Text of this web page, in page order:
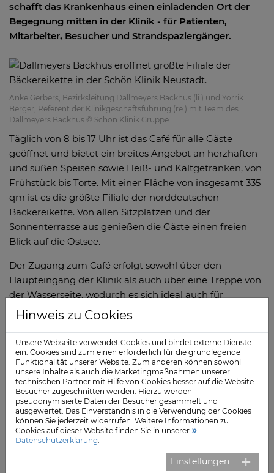
schafft das Krankenhaus einen einladenden Ort der
Begegnung mitten in der Klinik - für Patienten,
Mitarbeiter, Besucher und Strandspaziergänger.
Anke Gerbers, Bezirksleitung Dallmeyers Backhus (li.) und Yorrik
Berger, Referent der Klinikgeschäftsführung (re.) mit Team des
Dallmeyers Backhus © Schön Klinik Gruppe
Täglich von 8 bis 17 Uhr ist das Café für alle Gäste
geöffnet und bietet ein breites Angebot an herzhaften
und süßen Speisen sowie Heiß- und Kaltgetränken, von
Frühstück bis Torte. Mit einer Fläche von insgesamt 335
qm ist es die größte Filiale der norddeutschen
Bäckereikette. Von allen Sitzplätzen und der
Sonnenterrasse aus genießen die Gäste einen freien
Blick auf die Ostsee.
Der Zugang zum Café erfolgt sowohl über den
Haupteingang der Klinik als auch über eine Treppe von
der Wasserseite, wodurch es sich ideal auch für
Strandspaziergänger und Urlauber anbietet.
„Im Vergleich zu unserer vorher in diesen
Räumlichkeiten angesiedelten Cafeteria können wir
unseren Patienten, Mitarbeitenden und Besuchern eine
deutlich umfangreichere Auswahl an Produkten und
eine höhere Aufenthaltsqualität im Cafébereich bieten“,
erklärt Dr. Klaus Schmolling, Klinikgeschäftsführer der
Schön Klinik Neustadt.
„Passend zur hier erwarteten Nachfrage haben wir das
Produktsortiment dieser Filiale besonders auf den
Hinweis zu Cookies
Unsere Webseite verwendet Cookies und bindet externe Dienste
ein. Cookies sind zum einen erforderlich für die grundlegende
Funktionalität unserer Website. Zum anderen können sowohl
unsere Inhalte als auch die Marketingmaßnahmen unserer
technischen Partner mit Hilfe von Cookies besser auf die Website-
Besucher zugeschnitten werden. Hierzu werden
pseudonymisierte Daten der Besucher gesammelt und
ausgewertet. Das Einverständnis in die Verwendung der Cookies
können Sie jederzeit widerrufen. Weitere Informationen zu
Cookies auf dieser Website finden Sie in unserer
Datenschutzerklärung.
Einstellungen